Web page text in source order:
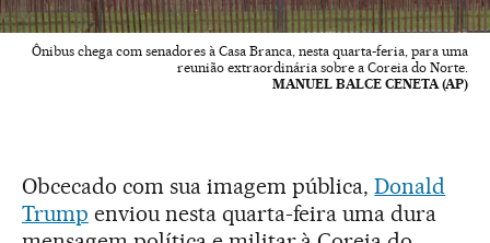
Ônibus chega com senadores à Casa Branca, nesta quarta-feria, para uma
reunião extraordinária sobre a Coreia do Norte.
MANUEL BALCE CENETA (AP)
Obcecado com sua imagem pública,Donald
Trump enviou nesta quarta-feira uma dura